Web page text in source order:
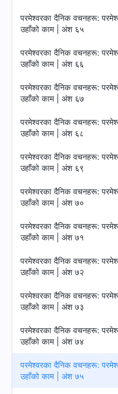
परमेश्‍वरका दैनिक वचनहरू:
उहाँको काम | अंश ६५
परमेश्‍वरका दैनिक वचनहरू:
उहाँको काम | अंश ६६
परमेश्‍वरका दैनिक वचनहरू:
उहाँको काम | अंश ६७
परमेश्‍वरका दैनिक वचनहरू:
उहाँको काम | अंश ६८
परमेश्‍वरका दैनिक वचनहरू:
उहाँको काम | अंश ६९
परमेश्‍वरका दैनिक वचनहरू:
उहाँको काम | अंश ७०
परमेश्‍वरका दैनिक वचनहरू:
उहाँको काम | अंश ७१
परमेश्‍वरका दैनिक वचनहरू:
उहाँको काम | अंश ७२
परमेश्‍वरका दैनिक वचनहरू:
उहाँको काम | अंश ७३
परमेश्‍वरका दैनिक वचनहरू:
उहाँको काम | अंश ७४
परमेश्‍वरका दैनिक वचनहरू:
उहाँको काम | अंश ७५